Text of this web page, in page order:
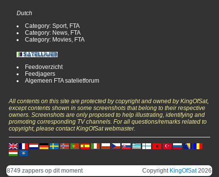
Dutch
Category: Sport, FTA
Category: News, FTA
Category: Movies, FTA
Feedoverzicht
Feedjagers
Algemeen FTA satelietforum
All contents on this site are protected by copyright and owned by KingOfSat,
except contents shown in some screenshots that belong to their respective
owners. Screenshots are only proposed to help illustrating, identifying and
promoting corresponding TV channels. For all questions/remarks related to
copyright, please contact KingOfSat webmaster.
8749 zappers op dit moment Copyright KingOfSat2026